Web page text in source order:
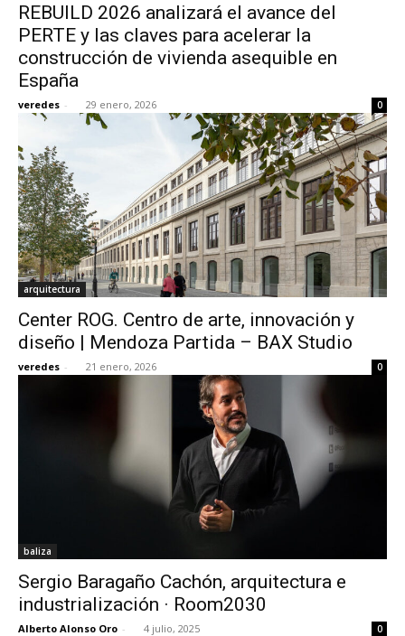
REBUILD 2026 analizará el avance del
PERTE y las claves para acelerar la
construcción de vivienda asequible en
España
veredes - 29 enero, 2026 0
arquitectura
Center ROG. Centro de arte, innovación y
diseño | Mendoza Partida – BAX Studio
veredes - 21 enero, 2026 0
baliza
Sergio Baragaño Cachón, arquitectura e
industrialización · Room2030
Alberto Alonso Oro - 4 julio, 2025 0